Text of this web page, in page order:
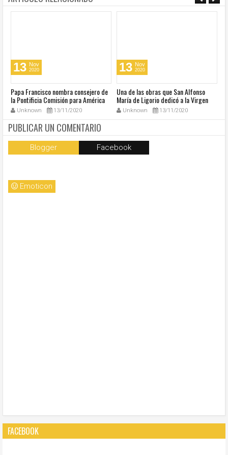
13 Nov
2020
Papa Francisco nombra consejero de
la Pontificia Comisión para América
Latina
Unknown 13/11/2020
13 Nov
2020
Una de las obras que San Alfonso
María de Ligorio dedicó a la Virgen
cumple 270 años
Unknown 13/11/2020
PUBLICAR UN COMENTARIO
Blogger Facebook
Emoticon
FACEBOOK